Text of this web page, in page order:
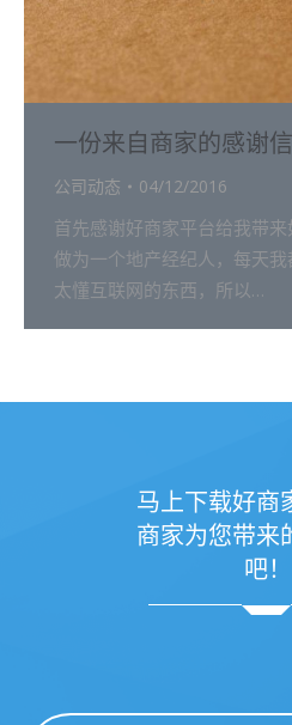
一份来自商家的感谢信
公司动态 04/12/2016
首先感谢好商家平台给我带来
做为一个地产经纪人，每天
太懂互联网的东西，所以…
马上下载好商
商家为您带来
吧！